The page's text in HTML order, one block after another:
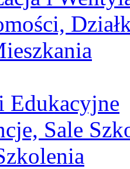
Edukacyjne
Sale